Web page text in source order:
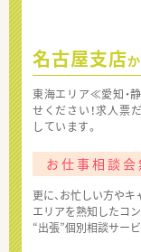
名古屋支店
東海エリア≪愛知・
せください！求人票
しています。
お仕事相談会
更に、お忙しい方や
エリアを熟知したコ
“出張”個別相談サー